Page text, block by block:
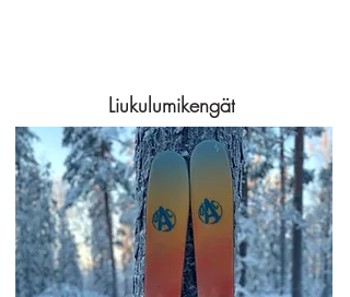
Liukulumikengät